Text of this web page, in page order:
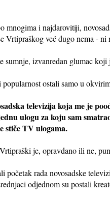
i najdarovitiji,
Vrtipraškog već dugo nema -
sumnje, izvanredan glumac
ostali samo u
televizija koja me je
ulogu za koju sam
stiče TV ulogama.
je, opravdano ili ne,
početak rada novosadske
odjednom su postali